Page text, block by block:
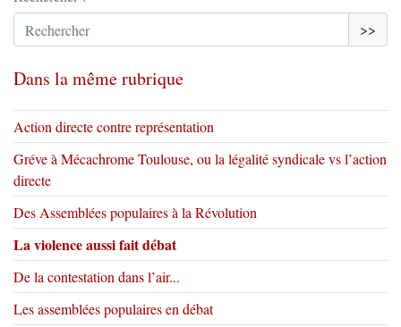
>>
Dans la même rubrique
Action directe contre représentation
Gréve à Mécachrome Toulouse, ou la légalité syndicale vs l’action
directe
Des Assemblées populaires à la Révolution
La violence aussi fait débat
De la contestation dans l’air...
Les assemblées populaires en débat